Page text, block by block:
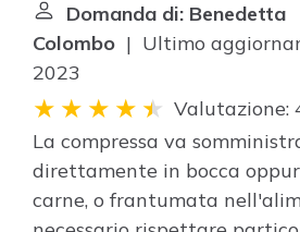
Domanda di: Benedetta
Colombo | Ultimo
2023
Valutazione:
La compressa va
direttamente in bocca
carne, o frantumata